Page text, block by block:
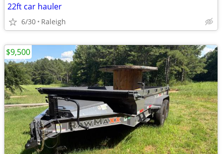
22ft car hauler
6/30 Raleigh
$9,500